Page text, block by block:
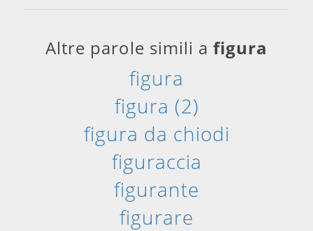
Altre parole simili a figura
figura
figura (2)
figura da chiodi
figuraccia
figurante
figurare